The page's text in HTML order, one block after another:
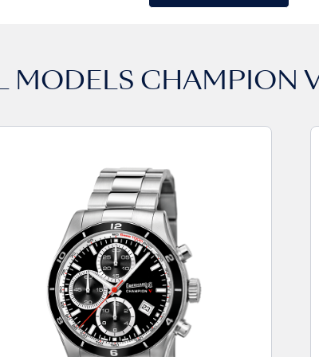
MODELS CHAMPION